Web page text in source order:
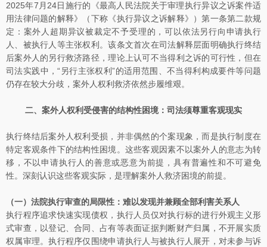
2025年7月24日施行的《最高人民法院关于审理执行异议之诉案件适
用法律问题的解释》（下称《执行异议之诉解释》）第一条第二款规
定：案外人超期异议被裁定不予受理的，可以依法另行向申请执行
人、被执行人等主张权利。该条文首次在司法解释层面明确执行终结
后案外人的另行救济路径，理论上认可不当得利之诉的可行性，但在
司法实践中，“另行主张权利”的适用范围、不当得利构成要件等问题
仍存在较大分歧，案外人权利救济依然步履维艰。
二、案外人权利受侵害的结构性困境：司法须尊重客观现实
执行终结后案外人权利受损，并非偶然的个案现象，而是执行制度在
特定客观条件下的结构性困境。这些客观因素不以案外人的意志为转
移，不以申请执行人的善意或恶意为前提，具有普遍性和不可避免
性。深刻认识这些客观实际，是理解案外人救济困境的前提。
（一）法院执行审查的局限性：难以发现并兼顾全部利害关系人
执行程序追求快速实现债权，执行人员仅对执行标的进行外观主义形
式审查，以登记、合同、占有等表面证据判断财产归属，不开展实质
权属审理。执行程序仅围绕申请执行人与被执行人展开，对未参与诉